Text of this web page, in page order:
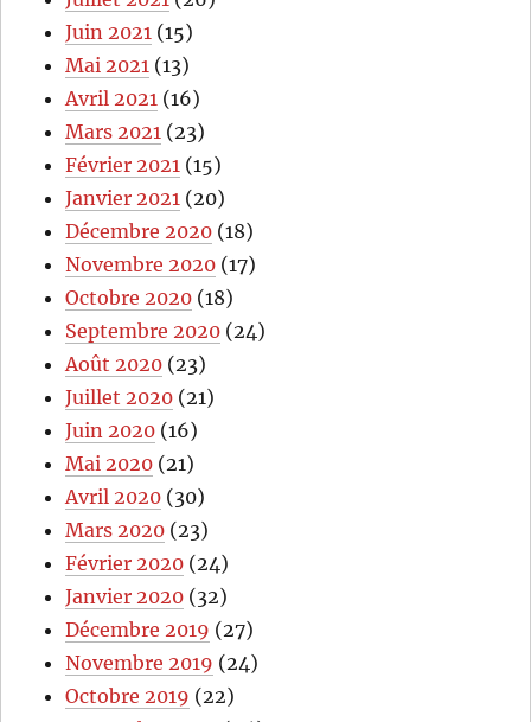
Juin 2021 (15)
Mai 2021 (13)
Avril 2021 (16)
Mars 2021 (23)
Février 2021 (15)
Janvier 2021 (20)
Décembre 2020 (18)
Novembre 2020 (17)
Octobre 2020 (18)
Septembre 2020 (24)
Août 2020 (23)
Juillet 2020 (21)
Juin 2020 (16)
Mai 2020 (21)
Avril 2020 (30)
Mars 2020 (23)
Février 2020 (24)
Janvier 2020 (32)
Décembre 2019 (27)
Novembre 2019 (24)
Octobre 2019 (22)